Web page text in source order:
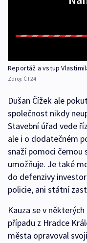
Reportáž a vstup
Zdroj: ČT24
Dušan Čížek ale
společnost nikdy
Stavební úřad vede
ale i o dodatečném
snaží pomoci černou
umožňuje. Je také
do defenzivy
policie, ani státní
Kauza se v
případu z Hradce
města opravoval